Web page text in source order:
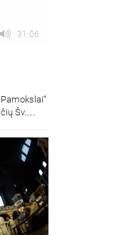
31:06
Šv.